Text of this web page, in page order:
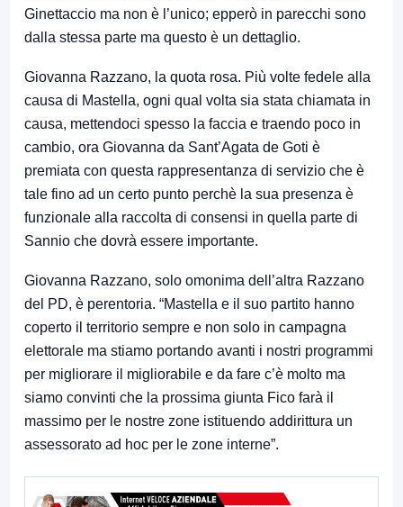
Ginettaccio ma non è l’unico; epperò in parecchi sono
dalla stessa parte ma questo è un dettaglio.
Giovanna Razzano, la quota rosa. Più volte fedele alla
causa di Mastella, ogni qual volta sia stata chiamata in
causa, mettendoci spesso la faccia e traendo poco in
cambio, ora Giovanna da Sant’Agata de Goti è
premiata con questa rappresentanza di servizio che è
tale fino ad un certo punto perchè la sua presenza è
funzionale alla raccolta di consensi in quella parte di
Sannio che dovrà essere importante.
Giovanna Razzano, solo omonima dell’altra Razzano
del PD, è perentoria. “Mastella e il suo partito hanno
coperto il territorio sempre e non solo in campagna
elettorale ma stiamo portando avanti i nostri programmi
per migliorare il migliorabile e da fare c’è molto ma
siamo convinti che la prossima giunta Fico farà il
massimo per le nostre zone istituendo addirittura un
assessorato ad hoc per le zone interne”.